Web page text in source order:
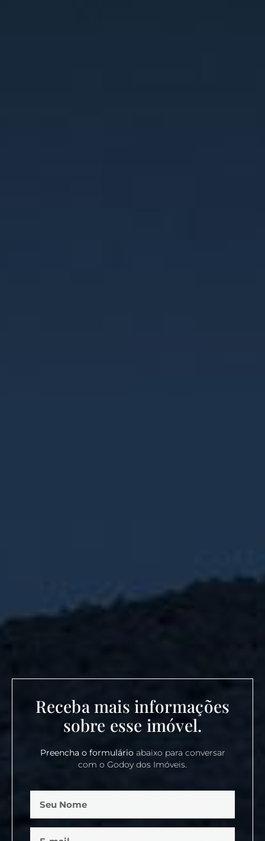
Receba mais informações
sobre esse imóvel.
Preencha o formulárioabaixo para conversar
com o Godoy dos Imóveis.